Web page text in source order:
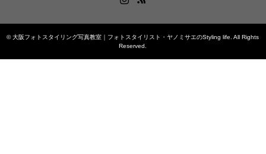
©大阪フォトスタイリング写真教室｜フォトスタイリスト・ヤノミサエのStyling life. All Rights
Reserved.